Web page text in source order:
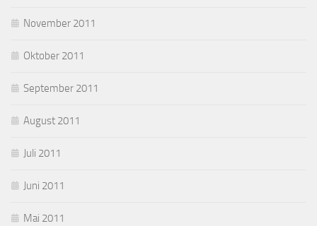
November 2011
Oktober 2011
September 2011
August 2011
Juli 2011
Juni 2011
Mai 2011